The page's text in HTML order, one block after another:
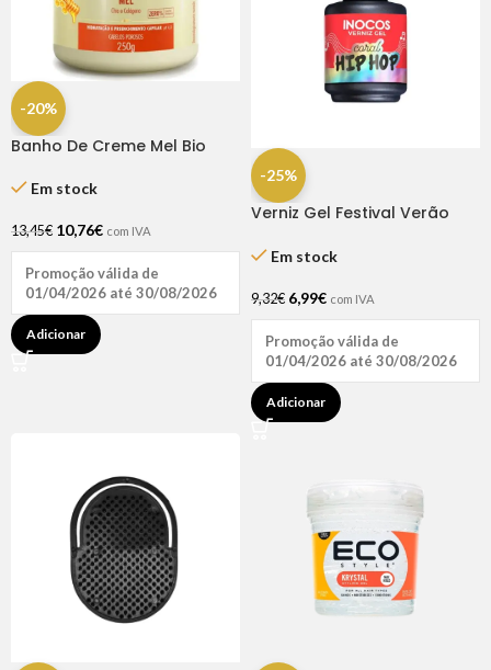
-20%
Banho De Creme Mel Bio
Em stock
13,45€ 10,76€ com IVA
Promoção válida de
01/04/2026 até 30/08/2026
Adicionar
-25%
Verniz Gel Festival Verão
Em stock
9,32€ 6,99€ com IVA
Promoção válida de
01/04/2026 até 30/08/2026
Adicionar